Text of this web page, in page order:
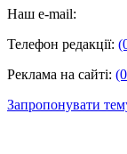
Наш e-mail:
Телефон редакції:
Реклама на сайті:
Запропонувати